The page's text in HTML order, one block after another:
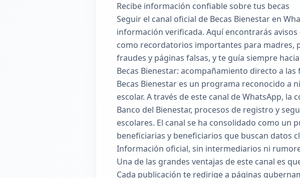
Recibe información confiable sobre tus becas
Seguir el canal oficial de Becas Bienestar en
información verificada. Aquí encontrarás
como recordatorios importantes para madres,
fraudes y páginas falsas, y te guía siempre
Becas Bienestar: acompañamiento directo a las
Becas Bienestar es un programa reconocido a
escolar. A través de este canal de WhatsApp,
Banco del Bienestar, procesos de registro y
escolares. El canal se ha consolidado como
beneficiarias y beneficiarios que buscan datos
Información oficial, sin intermediarios ni
Una de las grandes ventajas de este canal es
Cada publicación te redirige a páginas